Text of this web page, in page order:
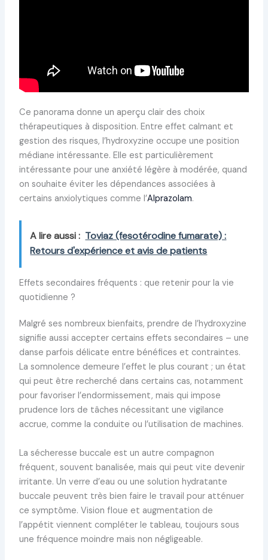
Ce panorama donne un aperçu clair des choix
thérapeutiques à disposition. Entre effet calmant et
gestion des risques, l’hydroxyzine occupe une position
médiane intéressante. Elle est particulièrement
intéressante pour une anxiété légère à modérée, quand
on souhaite éviter les dépendances associées à
certains anxiolytiques comme l’Alprazolam.
A lire aussi : Toviaz (fesotérodine fumarate) :
Retours d'expérience et avis de patients
Effets secondaires fréquents : que retenir pour la vie
quotidienne ?
Malgré ses nombreux bienfaits, prendre de l’hydroxyzine
signifie aussi accepter certains effets secondaires – une
danse parfois délicate entre bénéfices et contraintes.
La somnolence demeure l’effet le plus courant ; un état
qui peut être recherché dans certains cas, notamment
pour favoriser l’endormissement, mais qui impose
prudence lors de tâches nécessitant une vigilance
accrue, comme la conduite ou l’utilisation de machines.
La sécheresse buccale est un autre compagnon
fréquent, souvent banalisée, mais qui peut vite devenir
irritante. Un verre d’eau ou une solution hydratante
buccale peuvent très bien faire le travail pour atténuer
ce symptôme. Vision floue et augmentation de
l’appétit viennent compléter le tableau, toujours sous
une fréquence moindre mais non négligeable.